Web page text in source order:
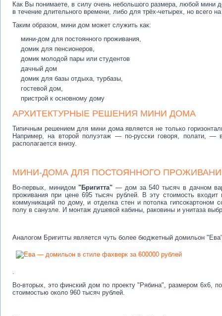
Как Вы понимаете, в силу очень небольшого размера, любой мини
в течение длительного времени, либо для трёх-четырех, но всего
Таким образом, мини дом может служить как:
мини-дом для постоянного проживания,
домик для пенсионеров,
домик молодой пары или студентов
дачный дом
домик для базы отдыха, турбазы,
гостевой дом,
пристрой к основному дому
АРХИТЕКТУРНЫЕ РЕШЕНИЯ МИНИ ДОМА
Типичным решением для мини дома является не только
Например, на второй полуэтаж — по-русски говоря, полати, —
располагается внизу.
МИНИ-ДОМА ДЛЯ ПОСТОЯННОГО
Во-первых, минидом"Бригитта" — дом за 540 тысяч в дачном
проживания при цене 695 тысяч рублей. В эту стоимость
коммуникаций по дому, и отделка стен и потолка гипсокартоном
полу в санузле. И монтаж душевой кабины, раковины и унитаза
Аналогом Бригитты является чуть более бюджетный домильон
.
Во-вторых, это финский дом по проекту "Рябина", размером 6х6,
стоимостью около 960 тысяч рублей.